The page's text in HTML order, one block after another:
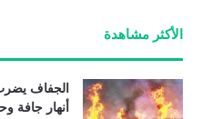
الأكثر مشاهدة
الجفاف
أنهار جافة